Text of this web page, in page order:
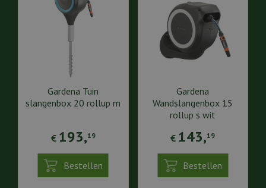
Gardena Tuin
slangenbox 20 rollup m
€ 193,19
Bestellen
Gardena
Wandslangenbox 15
rollup s wit
€ 143,19
Bestellen